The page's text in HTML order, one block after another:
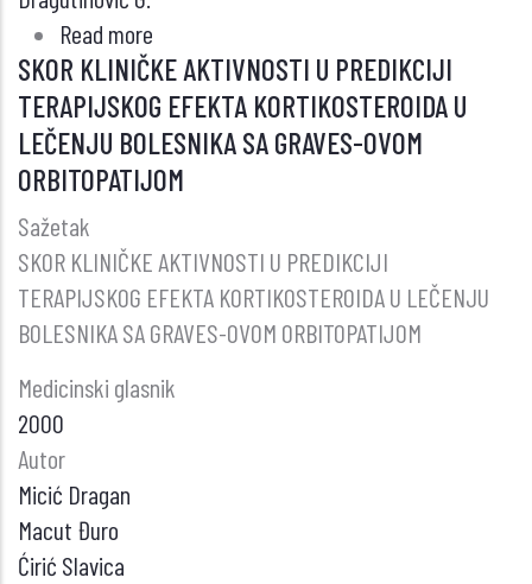
Read more
GRAVES-
OVA
ORBITOPATIJA:
DIJAGNOSTIČKE
MAGNETNE
REZONANCE
SKOR KLINIČKE AKTIVNOSTI U PREDIKCIJI
TERAPIJSKOG EFEKTA KORTIKOSTEROIDA U
LEČENJU BOLESNIKA SA GRAVES-OVOM
ORBITOPATIJOM
Sažetak
SKOR KLINIČKE AKTIVNOSTI U PREDIKCIJI
TERAPIJSKOG EFEKTA KORTIKOSTEROIDA U LEČENJU
BOLESNIKA SA GRAVES-OVOM ORBITOPATIJOM
Medicinski glasnik
2000
Autor
Micić Dragan
Macut Đuro
Ćirić Slavica